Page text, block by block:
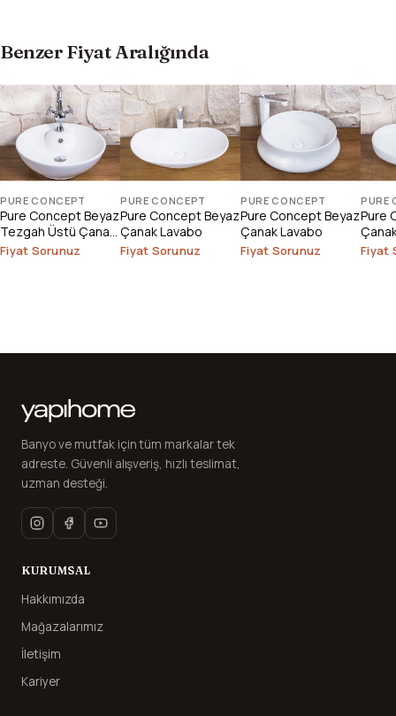
Benzer Fiyat Aralığında
PURE CONCEPT
Pure Concept Beyaz
Tezgah Üstü Çanak
Lavabo
Fiyat Sorunuz
PURE CONCEPT
Pure Concept Beyaz
Çanak Lavabo
Fiyat Sorunuz
PURE CONCEPT
Pure Concept Beyaz
Çanak Lavabo
Fiyat Sorunuz
PURE
Pure
Fiyat
Banyo ve mutfak için tüm markalar tek
adreste. Güvenli alışveriş, hızlı teslimat,
uzman desteği.
KURUMSAL
Hakkımızda
Mağazalarımız
İletişim
Kariyer